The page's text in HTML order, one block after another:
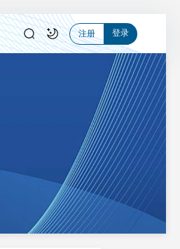
注册 登录